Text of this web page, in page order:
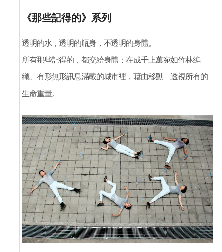
《那些記得的》系列
透明的水，透明的瓶身，不透明的身體。
所有那些記得的，都交給身體；在成千上萬宛如竹林編
織、有形無形訊息滿載的城市裡，藉由移動，透視所有的
生命重量。